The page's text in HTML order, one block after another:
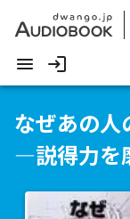
なぜあの人
―説得力を